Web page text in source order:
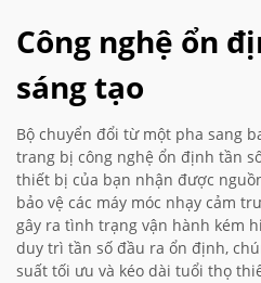
Công nghệ ổn
sáng tạo
Bộ chuyển đổi từ một pha sang
trang bị công nghệ ổn định tần
thiết bị của bạn nhận được
bảo vệ các máy móc nhạy cảm
gây ra tình trạng vận hành kém
duy trì tần số đầu ra ổn định,
suất tối ưu và kéo dài tuổi thọ